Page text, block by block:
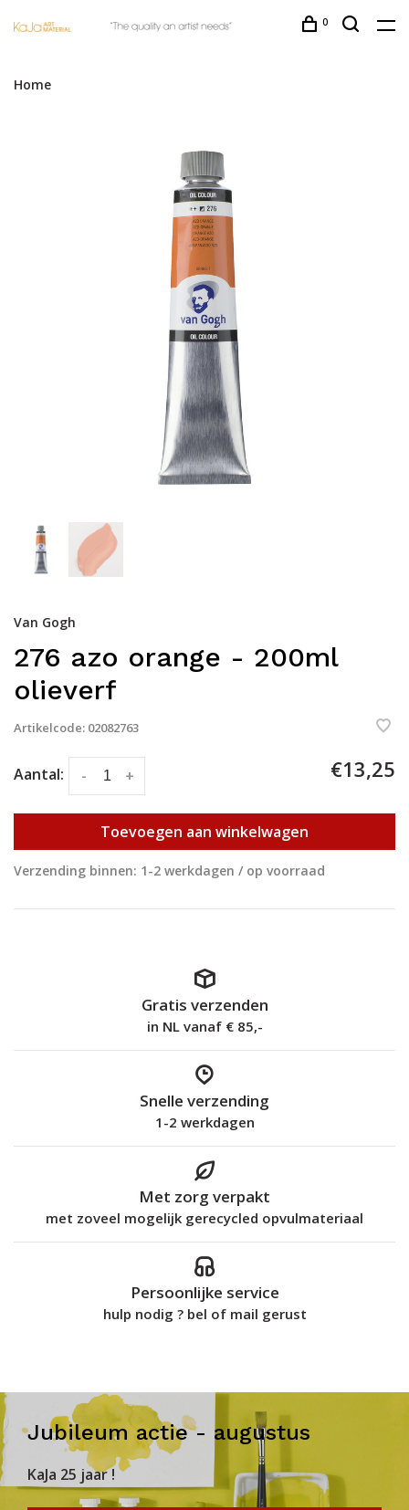
0
Home
Van Gogh
276 azo orange - 200ml
olieverf
Artikelcode: 02082763
Aantal: +
- €13,25
Toevoegen aan winkelwagen
Verzending binnen: 1-2 werkdagen / op voorraad
Gratis verzenden
in NL vanaf € 85,-
Snelle verzending
1-2 werkdagen
Met zorg verpakt
met zoveel mogelijk gerecycled opvulmateriaal
Persoonlijke service
hulp nodig ? bel of mail gerust
Jubileum actie - augustus
KaJa 25 jaar !